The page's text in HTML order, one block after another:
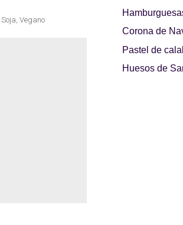
Soja, Vegano
Corona de
Pastel de
Huesos de